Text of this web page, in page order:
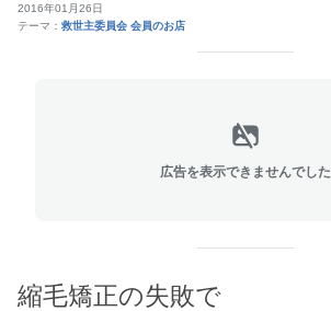
2016年01月26日
テーマ： 救世主委員会 会員のお店
広告を表示できませんでした
縮毛矯正の失敗で